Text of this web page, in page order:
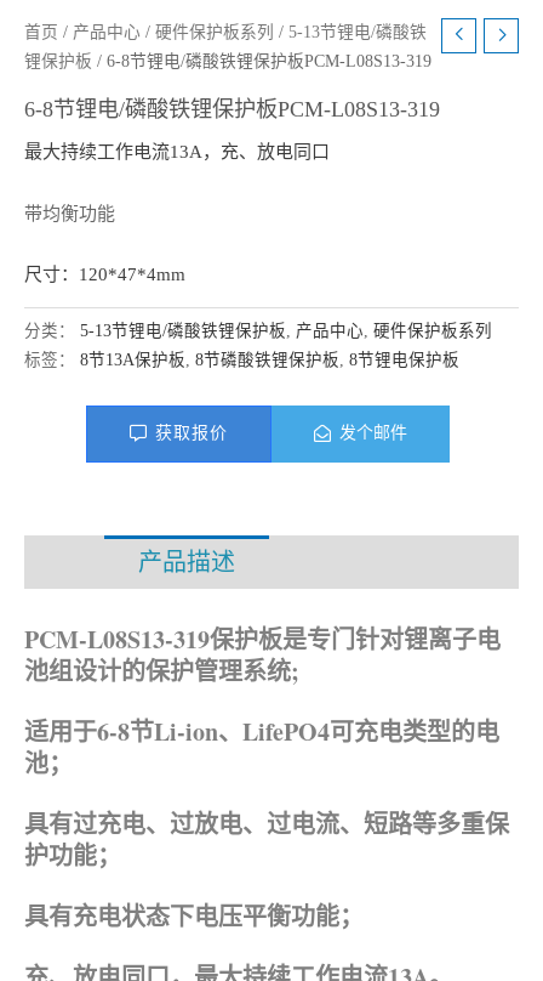
首页 / 产品中心 / 硬件保护板系列 / 5-13节锂电/磷酸铁
锂保护板 / 6-8节锂电/磷酸铁锂保护板PCM-L08S13-319
6-8节锂电/磷酸铁锂保护板PCM-L08S13-319
最大持续工作电流13A，充、放电同口
带均衡功能
尺寸：120*47*4mm
分类： 5-13节锂电/磷酸铁锂保护板 产品中心 硬件保护板系列
标签： 8节13A保护板 8节磷酸铁锂保护板 8节锂电保护板
获取报价 发个邮件
产品描述
PCM-L08S13-319保护板是专门针对锂离子电
池组设计的保护管理系统;
适用于6-8节Li-ion、 LifePO4可充电类型的电
池；
具有过充电、过放电、过电流、短路等多重保
护功能；
具有充电状态下电压平衡功能；